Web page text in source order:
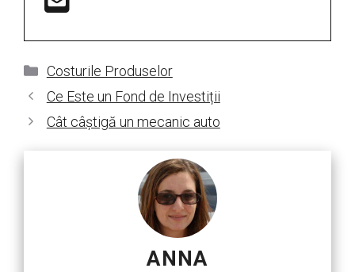
Categorii
Costurile Produselor
Ce Este un Fond de Investiții
Cât câștigă un mecanic auto
ANNA